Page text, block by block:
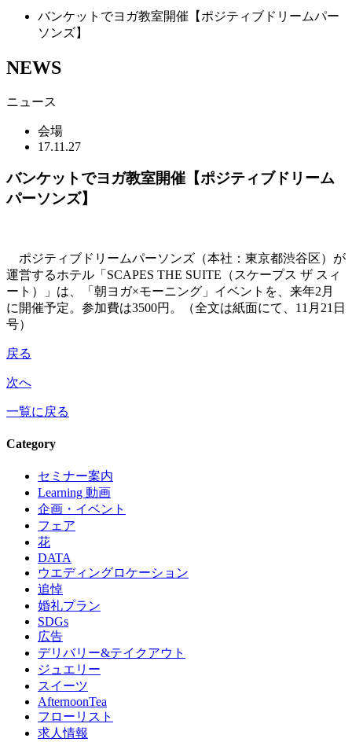
バンケットでヨガ教室開催【ポジティブドリームパー
ソンズ】
NEWS
ニュース
会場
17.11.27
バンケットでヨガ教室開催【ポジティブドリーム
パーソンズ】
ポジティブドリームパーソンズ（本社：東京都渋谷区）が
運営するホテル「SCAPES THE SUITE（スケープス ザ スィ
ート）」は、「朝ヨガ×モーニング」イベントを、来年2月
に開催予定。参加費は3500円。（全文は紙面にて、11月21日
号）
戻る
次へ
一覧に戻る
Category
セミナー案内
Learning 動画
企画・イベント
フェア
花
DATA
ウエディングロケーション
追悼
婚礼プラン
SDGs
広告
デリバリー&テイクアウト
ジュエリー
スイーツ
AfternoonTea
フローリスト
求人情報